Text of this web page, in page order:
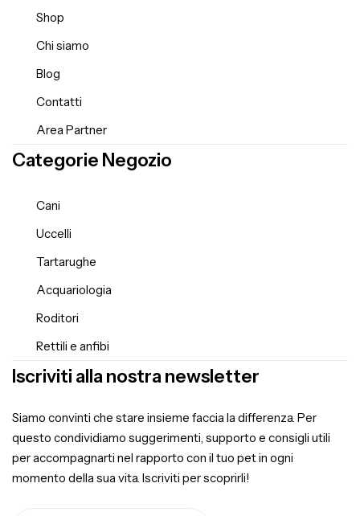
Shop
Chi siamo
Blog
Contatti
Area Partner
Categorie Negozio
Cani
Uccelli
Tartarughe
Acquariologia
Roditori
Rettili e anfibi
Iscriviti alla nostra newsletter
Siamo convinti che stare insieme faccia la differenza. Per
questo condividiamo suggerimenti, supporto e consigli utili
per accompagnarti nel rapporto con il tuo pet in ogni
momento della sua vita. Iscriviti per scoprirli!